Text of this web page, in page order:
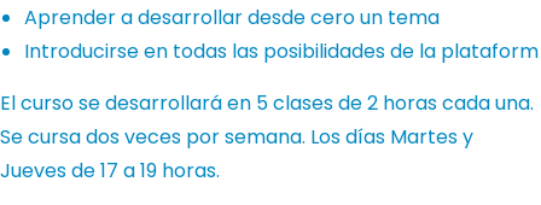
Aprender a desarrollar desde cero un tema
Introducirse en todas las posibilidades de la plataform
El curso se desarrollará en 5 clases de 2 horas cada una.
Se cursa dos veces por semana. Los días Martes y
Jueves de 17 a 19 horas.